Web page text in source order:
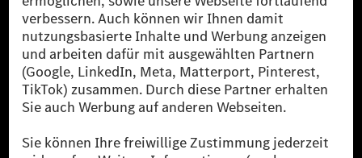
[2] Renewable Charging ist ein integraler Bestandteil von MB.CHARGE
Public in Europa, den USA, Kanada und China. Sofern an der jeweiligen
Ladestation noch kein Strom aus erneuerbaren Energien vorliegt,
verwendet Renewable Charging Grünstromzertifikate*. Diese stellen
sicher, dass für Ladevorgänge über MB.CHARGE Public eine äquivalente
Strommenge aus erneuerbaren Energien ins Stromnetz eingespeist wird.
Sie stammen ausschließlich aus Wind- und Solarkraftanlagen, die jünger
als sechs Jahre sind.
* Inkl. EKOenergy Ökolabel
* Die angegebenen Werte wurden nach dem vorgeschriebenen
Messverfahren WLTP (Worldwide harmonised Light vehicles Test